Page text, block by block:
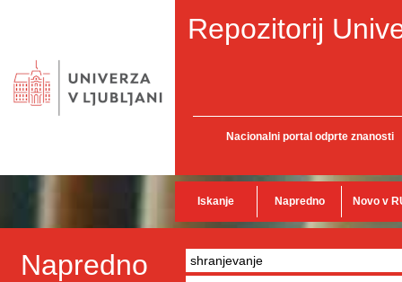
Repozitorij
Nacionalni portal odprte znanosti
Iskanje Napredno Novo v
Napredno